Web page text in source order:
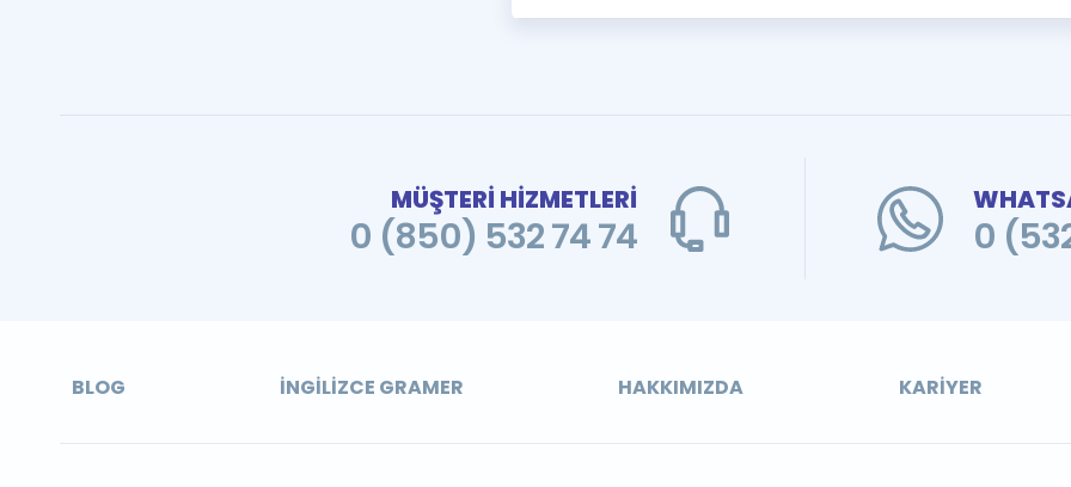
MÜŞTERİ HİZMETLERİ
0 (850) 532 74 74 0
BLOG İNGILIZCE GRAMER HAKKIMIZDA KARIYER